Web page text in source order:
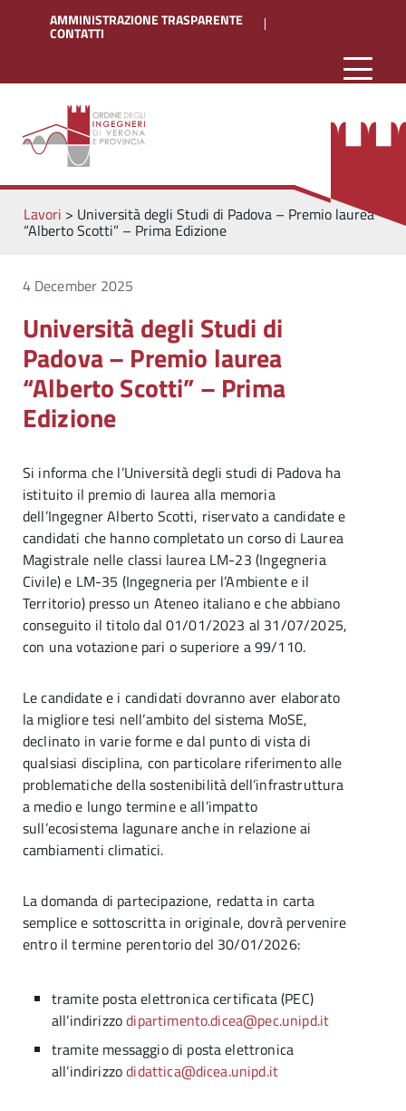
AMMINISTRAZIONE TRASPARENTE
CONTATTI
Lavori > Università degli Studi di Padova – Premio laurea
“Alberto Scotti” – Prima Edizione
4 December 2025
Università degli Studi di
Padova – Premio laurea
“Alberto Scotti” – Prima
Edizione
Si informa che l’Università degli studi di Padova ha
istituito il premio di laurea alla memoria
dell’Ingegner Alberto Scotti, riservato a candidate e
candidati che hanno completato un corso di Laurea
Magistrale nelle classi laurea LM-23 (Ingegneria
Civile) e LM-35 (Ingegneria per l’Ambiente e il
Territorio) presso un Ateneo italiano e che abbiano
conseguito il titolo dal 01/01/2023 al 31/07/2025,
con una votazione pari o superiore a 99/110.
Le candidate e i candidati dovranno aver elaborato
la migliore tesi nell’ambito del sistema MoSE,
declinato in varie forme e dal punto di vista di
qualsiasi disciplina, con particolare riferimento alle
problematiche della sostenibilità dell’infrastruttura
a medio e lungo termine e all’impatto
sull’ecosistema lagunare anche in relazione ai
cambiamenti climatici.
La domanda di partecipazione, redatta in carta
semplice e sottoscritta in originale, dovrà pervenire
entro il termine perentorio del 30/01/2026:
tramite posta elettronica certificata (PEC)
all’indirizzodipartimento.dicea@pec.unipd.it
tramite messaggio di posta elettronica
all’indirizzodidattica@dicea.unipd.it